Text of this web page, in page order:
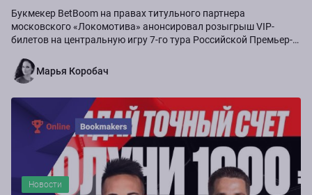
Букмекер BetBoom на правах титульного партнера
московского «Локомотива» анонсировал розыгрыш VIP-
билетов на центральную игру 7-го тура Российской Премьер-
Марья Коробач
Новости